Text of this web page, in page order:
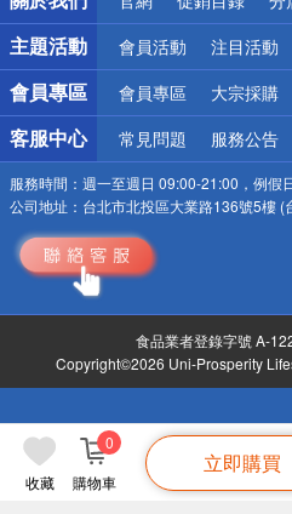
收藏 購物車
0
立即購買
詐騙網頁！請小心
主題活動 會員活動 注目活動
會員專區 會員專區 大宗採購
客服中心 常見問題 服務公告
服務時間： 週一至週日 09:00-21:00，例假
公司地址： 台北市北投區大業路136號5樓 (
食品業者登錄字號 A-
Copyright©2026 Uni-Prosperity